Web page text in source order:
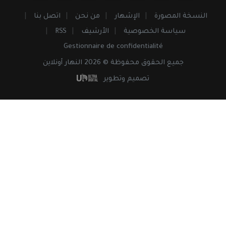
النسخة المصورة الإشهار من نحن
اتصل بنا
سياسة الخصوصية
الأرشيف
RSS
Gestionnaire de confidentialité
جميع الحقوق محفوظة © 2026 النهار أونلاين
تصميم وتطوير